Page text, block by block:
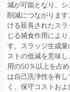
減が可能となり、
削減につながりま
ける延長されたス
じる捕食作用によ
す。スラッジ生成
ストの低減を意味
用の50％以上を占
は自己洗浄性を有
く、保守コストお